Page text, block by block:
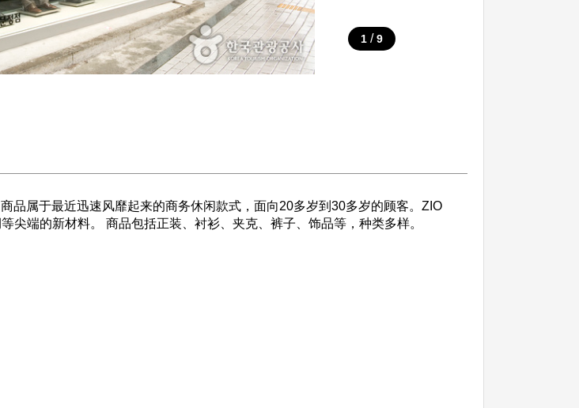
1 / 9
属于最近迅速风靡起来的商务休闲款式，面向20多岁到30多岁的顾客。ZIO
尖端的新材料。 商品包括正装、衬衫、夹克、裤子、饰品等，种类多样。